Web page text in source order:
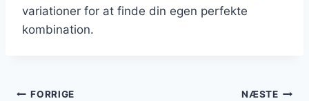
variationer for at finde din egen perfekte
kombination.
FORRIGE NÆSTE